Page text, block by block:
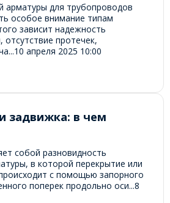
арматуры для трубопроводов
особое внимание типам
зависит надежность
протечек,
10 апреля 2025 10:00
задвижка: в чем
собой разновидность
в которой перекрытие или
с помощью запорного
поперек продольно оси...8